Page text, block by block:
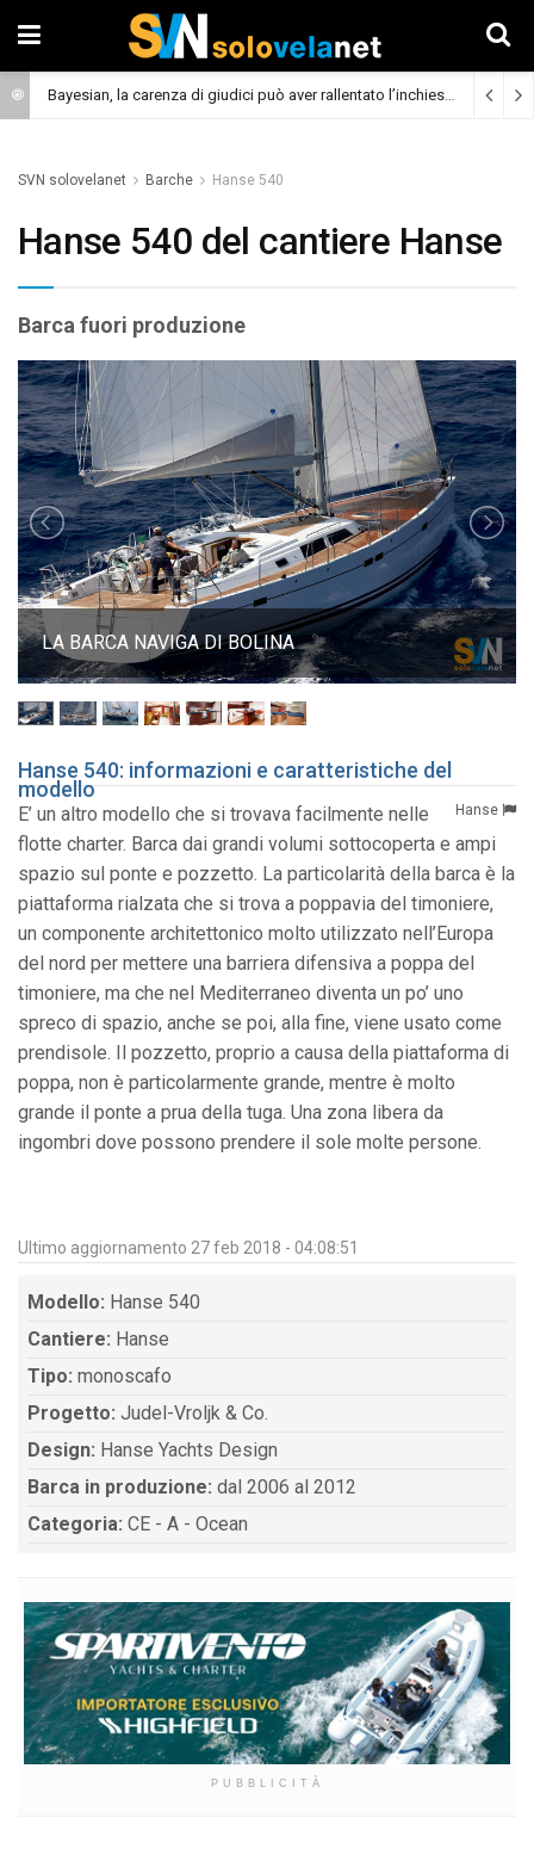
Bayesian, la carenza di giudici può aver rallentato l’inchiesta (Cronaca)
SVN solovelanet Barche Hanse 540
Hanse 540 del cantiere Hanse
Barca fuori produzione
LA BARCA NAVIGA DI BOLINA
Hanse 540: informazioni e caratteristiche del
modello
Hanse
E’ un altro modello che si trovava facilmente nelle
flotte charter. Barca dai grandi volumi sottocoperta e ampi
spazio sul ponte e pozzetto. La particolarità della barca è la
piattaforma rialzata che si trova a poppavia del timoniere,
un componente architettonico molto utilizzato nell’Europa
del nord per mettere una barriera difensiva a poppa del
timoniere, ma che nel Mediterraneo diventa un po’ uno
spreco di spazio, anche se poi, alla fine, viene usato come
prendisole. Il pozzetto, proprio a causa della piattaforma di
poppa, non è particolarmente grande, mentre è molto
grande il ponte a prua della tuga. Una zona libera da
ingombri dove possono prendere il sole molte persone.
Ultimo aggiornamento 27 feb 2018 - 04:08:51
Modello: Hanse 540
Cantiere: Hanse
Tipo: monoscafo
Progetto: Judel-Vroljk & Co.
Design: Hanse Yachts Design
Barca in produzione:
dal 2006 al 2012
Categoria: CE - A - Ocean
PUBBLICITÀ